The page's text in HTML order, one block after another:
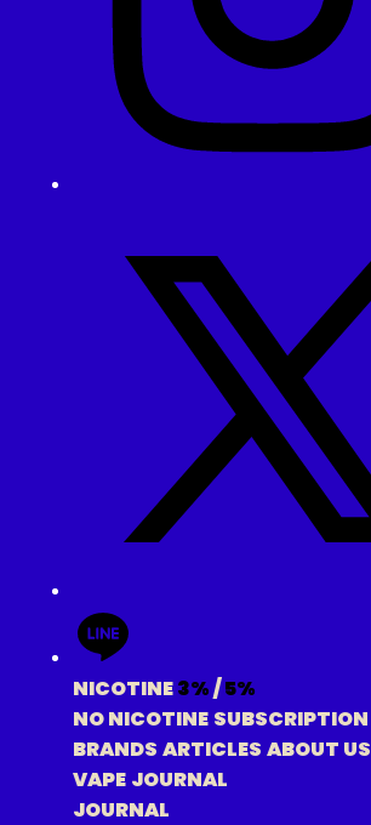
NICOTINE3%/5%
NO NICOTINE SUBSCRIPTION
BRANDS ARTICLES ABOUT US
VAPE JOURNAL
JOURNAL